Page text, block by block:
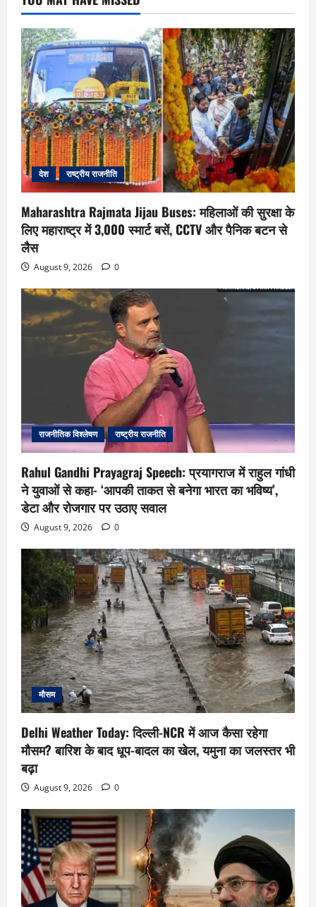
देश राष्ट्रीय राजनीति
Maharashtra Rajmata Jijau Buses: महिलाओं की सुरक्षा के
लिए महाराष्ट्र में 3,000 स्मार्ट बसें, CCTV और पैनिक बटन से
लैस
August 9, 2026 0
राजनीतिक विश्लेषण राष्ट्रीय राजनीति
Rahul Gandhi Prayagraj Speech: प्रयागराज में राहुल गांधी
ने युवाओं से कहा- ‘आपकी ताकत से बनेगा भारत का भविष्य’,
डेटा और रोजगार पर उठाए सवाल
August 9, 2026 0
मौसम
Delhi Weather Today: दिल्ली-NCR में आज कैसा रहेगा
मौसम? बारिश के बाद धूप-बादल का खेल, यमुना का जलस्तर भी
बढ़ा
August 9, 2026 0